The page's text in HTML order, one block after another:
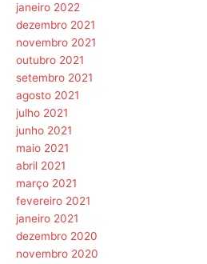
janeiro 2022
dezembro 2021
novembro 2021
outubro 2021
setembro 2021
agosto 2021
julho 2021
junho 2021
maio 2021
abril 2021
março 2021
fevereiro 2021
janeiro 2021
dezembro 2020
novembro 2020